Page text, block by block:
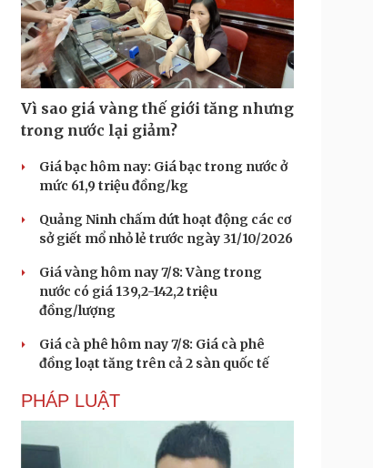
Vì sao giá vàng thế giới tăng nhưng
trong nước lại giảm?
Giá bạc hôm nay: Giá bạc trong nước ở
mức 61,9 triệu đồng/kg
Quảng Ninh chấm dứt hoạt động các cơ
sở giết mổ nhỏ lẻ trước ngày 31/10/2026
Giá vàng hôm nay 7/8: Vàng trong
nước có giá 139,2-142,2 triệu
đồng/lượng
Giá cà phê hôm nay 7/8: Giá cà phê
đồng loạt tăng trên cả 2 sàn quốc tế
PHÁP LUẬT